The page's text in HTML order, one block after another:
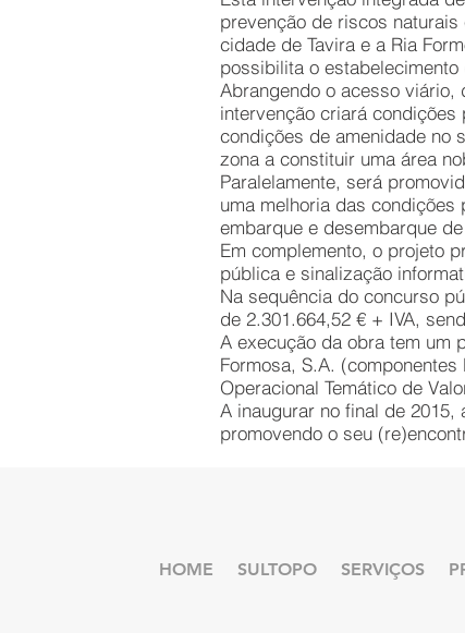
prevenção de riscos
cidade de Tavira e a Ria
possibilita o
Abrangendo o acesso viário,
intervenção criará
condições de amenidade no
zona a constituir uma área
Paralelamente, será
uma melhoria das
embarque e desembarque
Em complemento, o projeto
pública e sinalização
Na sequência do concurso
de 2.301.664,52 € + IVA,
A execução da obra tem um
Formosa, S.A.
Operacional Temático de
A inaugurar no final de
promovendo o seu
HOME SULTOPO SERVIÇOS